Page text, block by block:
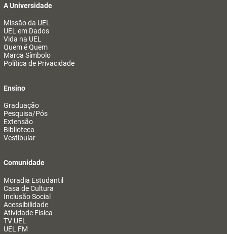
A Universidade
Missão da UEL
UEL em Dados
Vida na UEL
Quem é Quem
Marca Símbolo
Política de Privacidade
Ensino
Graduação
Pesquisa/Pós
Extensão
Biblioteca
Vestibular
Comunidade
Moradia Estudantil
Casa de Cultura
Inclusão Social
Acessibilidade
Atividade Física
TV UEL
UEL FM